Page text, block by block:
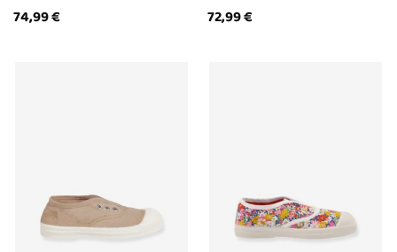
74,99€
72,99€